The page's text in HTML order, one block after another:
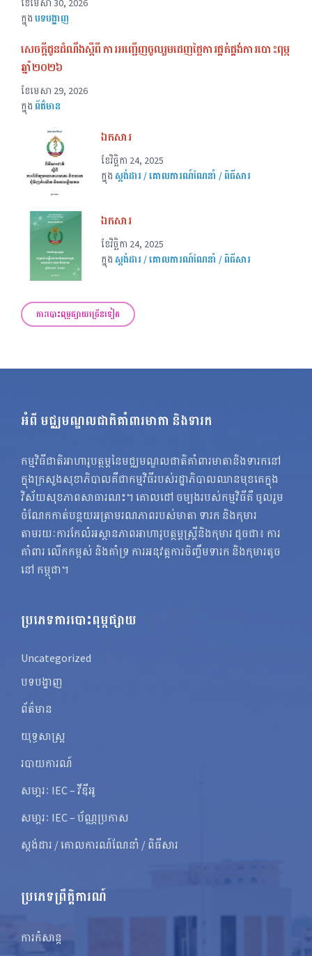
ខែ​មេសា 30, 2026
ក្នុង បទបង្ហាញ
សេចក្ដីជូនដំណឹងស្ដីពី ការអញ្ជើញចូលរួមដេញថ្លៃការផ្គត់ផ្គង់ការបោះពុម្ភ
ឆ្នាំ២០២៦
ខែ​មេសា 29, 2026
ក្នុង ព័ត៌មាន
ឯកសារ
ខែ​វិច្ឆិកា 24, 2025
ក្នុង ស្តង់ដារ / គោលការណ៍ណែនាំ / ពិធីសារ
ឯកសារ
ខែ​វិច្ឆិកា 24, 2025
ក្នុង ស្តង់ដារ / គោលការណ៍ណែនាំ / ពិធីសារ
ការបោះពុម្ពផ្សាយច្រើនទៀត
អំពី មជ្ឈមណ្ឌលជាតិគាំពារមាតា និងទារក
កម្មវិធីជាតិអាហារូបត្ថម្ភនៃមជ្ឈមណ្ឌលជាតិគាំពារមាតានិងទារកនៅ
ក្នុងក្រសួងសុខាភិបាលគឺជាកម្មវិធីរបស់រដ្ឋាភិបាលឈានមុខគេក្នុង
វិស័យសុខភាពសាធារណះ។ គោលដៅ ចម្បងរបស់កម្មវិធីគឺ ចូលរួម
ចំណែកកាត់បន្ថយអត្រាមរណភាពរបស់មាតា ទារក និងកុមារ
តាមរយៈការកែលំអស្ថានភាពអាហារូបត្ថម្ភស្ត្រីនិងកុមារ ដូចជា៖ ការ
គាំពារ លើកកម្ពស់ និងគាំទ្រ ការអនុវត្តការចិញ្ចឹមទារក និងកុមារតូច
នៅ កម្ពុជា។
ប្រភេទការបោះពុម្ពផ្សាយ
Uncategorized
បទបង្ហាញ
ព័ត៌មាន
យុទ្ធសាស្ត្រ
របាយការណ៍
សមា្ភរៈ IEC – វីឌីអូ
សមា្ភរៈ IEC – ប័ណ្ណប្រកាស
ស្តង់ដារ / គោលការណ៍ណែនាំ / ពិធីសារ
ប្រភេទព្រឹត្តិការណ៍
ការកំសាន្ត